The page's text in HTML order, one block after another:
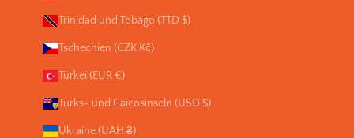
Trinidad und Tobago (TTD $)
Tschechien (CZK Kč)
Türkei (EUR €)
Turks- und Caicosinseln (USD $)
Ukraine (UAH ₴)